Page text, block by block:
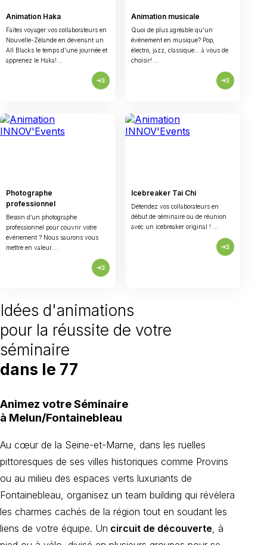
Animation Haka
Faites voyager vos collaborateurs en
Nouvelle-Zélande en devenant un
All Blacks le temps d'une journée et
apprenez le Haka!...
read_more
Animation musicale
Quoi de plus agréable qu'un
événement en musique? Pop,
électro, jazz, classique... à vous de
choisir! ...
read_more
Photographe
professionnel
Besoin d’un photographe
professionnel pour couvrir votre
événement ? Nous saurons vous
mettre en valeur....
read_more
Icebreaker Tai Chi
Détendez vos collaborateurs en
début de séminaire ou de réunion
avec un icebreaker original ! ...
read_more
Idées d'animations
pour la réussite de votre
séminaire
dans le 77
Animez votre Séminaire
à Melun/Fontainebleau
Au cœur de la Seine-et-Marne, dans les ruelles
pittoresques de ses villes historiques comme Provins
ou au milieu des espaces verts luxuriants de
Fontainebleau, organisez un team building qui révèlera
les charmes cachés de la région tout en soudant les
liens de votre équipe. Un circuit de découverte, à